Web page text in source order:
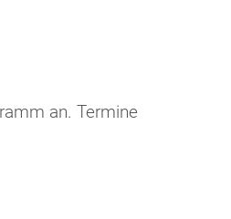
an. Termine